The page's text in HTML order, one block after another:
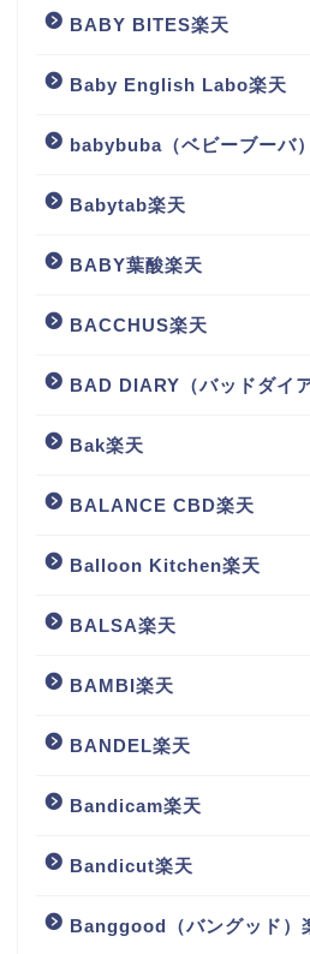
BABY BITES楽天
Baby English Labo楽天
babybuba（ベビーブーバ
Babytab楽天
BABY葉酸楽天
BACCHUS楽天
BAD DIARY（バッドダイ
Bak楽天
BALANCE CBD楽天
Balloon Kitchen楽天
BALSA楽天
BAMBI楽天
BANDEL楽天
Bandicam楽天
Bandicut楽天
Banggood（バングッド）